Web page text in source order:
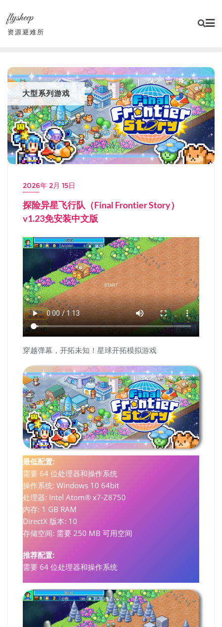
content
flysheep
资源避难所
大型系列游戏
2026年 2月 15日
探险异星飞行队（Final Frontier Story）
v1.23免安装中文版
穿越弹幕，开拓未知！星球开拓模拟游戏
最低配置:
需要 64 位处理器和操作系统
操作系统: Windows 10 64bit
处理器: Intel Atom® x7-Z8750
内存: 1 GB RAM
DirectX 版本: 10
存储空间: 需要 250 MB 可用空间
推荐配置:
需要 64 位处理器和操作系统